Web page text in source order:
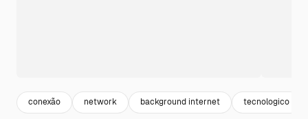
conexão network background internet tecnologico